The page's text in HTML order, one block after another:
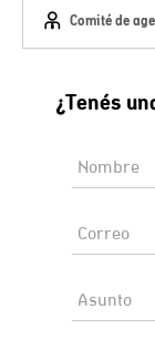
Comité de